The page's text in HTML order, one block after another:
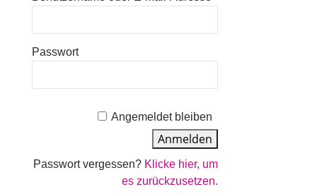
Passwort
Angemeldet bleiben
Passwort vergessen? Klicke hier, um
es zurückzusetzen.